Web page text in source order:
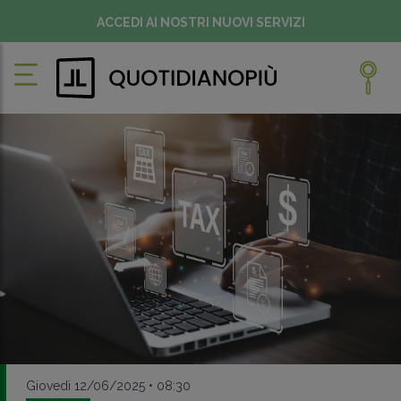
ACCEDI AI NOSTRI NUOVI SERVIZI
Giovedì 12/06/2025 • 08:30